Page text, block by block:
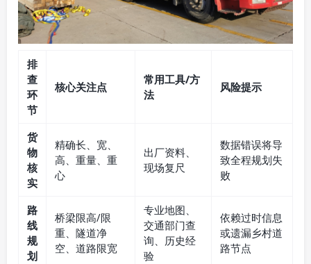
排
查
环
节
核心关注点
常用工具/方
法
风险提示
货
物
核
实
精确长、宽、
高、重量、重
心
出厂资料、
现场复尺
数据错误将导
致全程规划失
败
路
线
规
划
桥梁限高/限
重、隧道净
空、道路限宽
专业地图、
交通部门查
询、历史经
验
依赖过时信息
或遗漏乡村道
路节点